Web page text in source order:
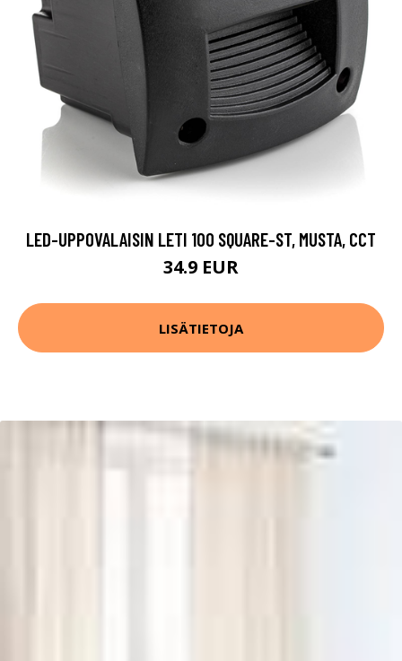
LED-UPPOVALAISIN LETI 100 SQUARE-ST, MUSTA, CCT
34.9 EUR
LISÄTIETOJA